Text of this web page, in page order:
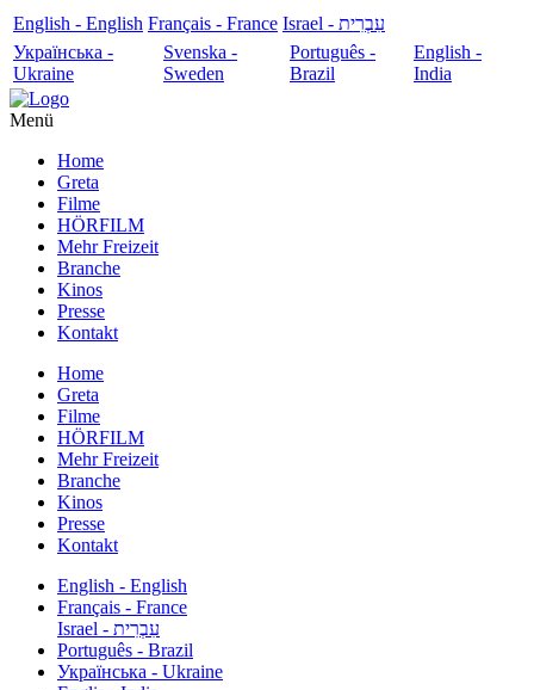
English - English Français - France
עִבְרִית - Israel
Українська -
Ukraine
Svenska -
Sweden
Português -
Brazil
English -
India
Menü
Home
Greta
Filme
HÖRFILM
Mehr Freizeit
Branche
Kinos
Presse
Kontakt
Home
Greta
Filme
HÖRFILM
Mehr Freizeit
Branche
Kinos
Presse
Kontakt
English - English
Français - France
עִבְרִית - Israel
Português - Brazil
Українська - Ukraine